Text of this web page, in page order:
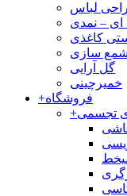
لباس
ای – نمدی
کاغذی
شمع سازی
گل آرایی
خمیرچینی
+فروشگاه
+تجسمی